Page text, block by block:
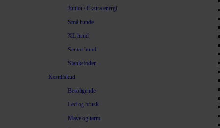
Junior / Ekstra energi
Små hunde
XL hund
Senior hund
Slankefoder
Kosttilskud
Beroligende
Led og brusk
Mave og tarm